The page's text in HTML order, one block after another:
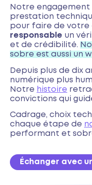
Notre engagement
prestation
pour faire de votre
responsable un
et de crédibilité.
sobre est aussi un
Depuis plus de dix
numérique plus
Notre histoire
convictions qui
Cadrage, choix
chaque étape de
performant et
Échanger avec